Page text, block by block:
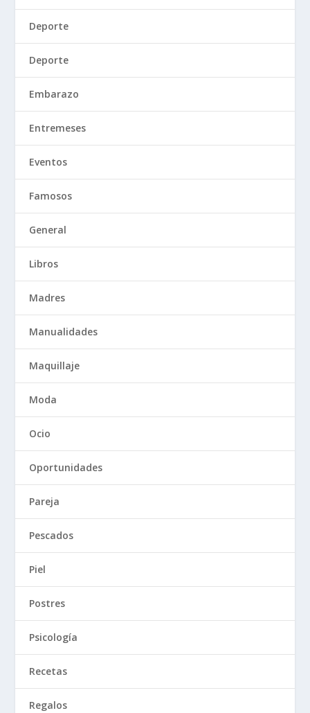
Deporte
Deporte
Embarazo
Entremeses
Eventos
Famosos
General
Libros
Madres
Manualidades
Maquillaje
Moda
Ocio
Oportunidades
Pareja
Pescados
Piel
Postres
Psicología
Recetas
Regalos